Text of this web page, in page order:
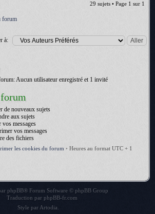
29 sujets • Page 1 sur 1
forum
à:
Aucun utilisateur enregistré et 1 invité
de nouveaux sujets
aux sujets
vos messages
vos messages
des fichiers
les cookies du forum • Heures au format UTC + 1
phpBB® Forum Software © phpBB Group
Traduction par phpBB-fr.com
Style par Artodia